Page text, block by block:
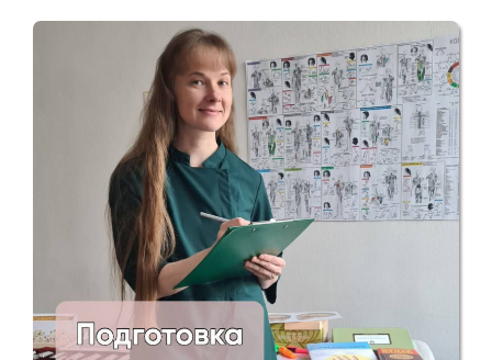
кинезиолога
Приём
кинезиолога